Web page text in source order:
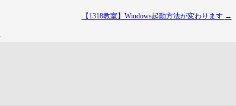
【1318教室】Windows起動方法が変わります →